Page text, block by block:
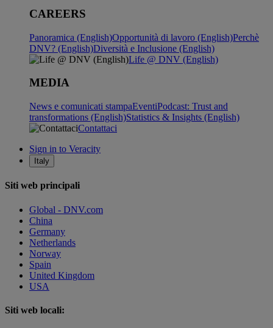
CAREERS
Panoramica (English)Opportunità di lavoro (English)Perchè
DNV? (English)Diversità e Inclusione (English)
Life @ DNV (English)
MEDIA
News e comunicati stampaEventiPodcast: Trust and
transformations (English)Statistics & Insights (English)
Contattaci
Sign in to Veracity
Italy
Siti web principali
Global - DNV.com
China
Germany
Netherlands
Norway
Spain
United Kingdom
USA
Siti web locali: